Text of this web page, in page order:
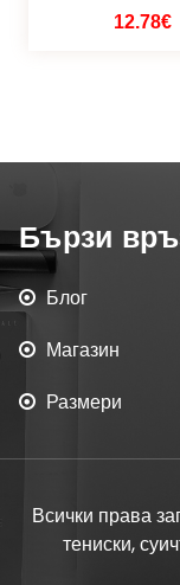
12.78€
Бързи
Блог
Магазин
Размери
Всички права
тениски,